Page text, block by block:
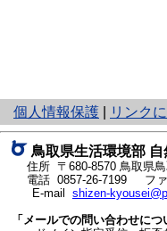
個人情報保護
と
り
ネ
ッ
ト
へ
の
リンク
鳥取県生活環境部
住所 〒680-8570 鳥取県
電話 0857-26-7199
フ
E-mail shizen-
「メールでの問い合わせにつ